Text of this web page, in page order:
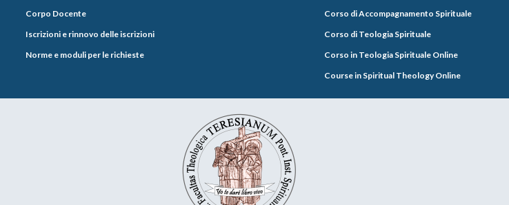
Corpo Docente
Iscrizioni e rinnovo delle iscrizioni
Norme e moduli per le richieste
Corso di Accompagnamento Spirituale
Corso di Teologia Spirituale
Corso in Teologia Spirituale Online
Course in Spiritual Theology Online